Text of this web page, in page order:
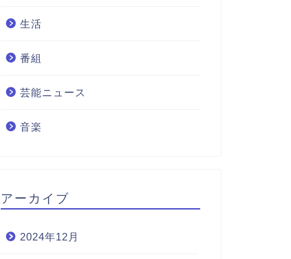
生活
番組
芸能ニュース
音楽
アーカイブ
2024年12月